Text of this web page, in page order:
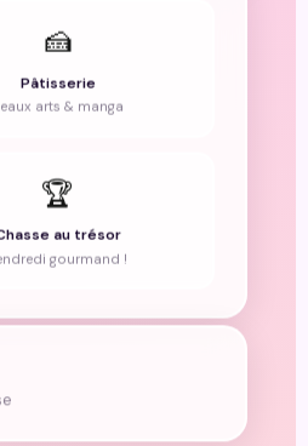
🍰
Pâtisserie
arts & manga
🏆
au trésor
gourmand !